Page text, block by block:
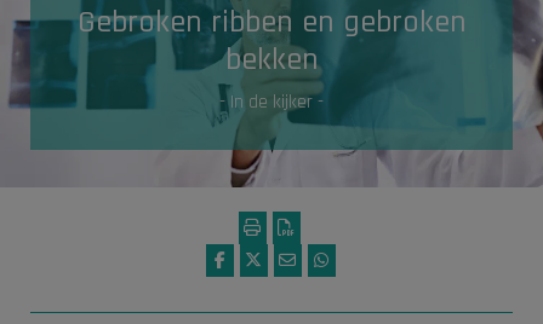
Gezondheid in de media
Gebroken ribben en gebroken
bekken
- In de kijker -